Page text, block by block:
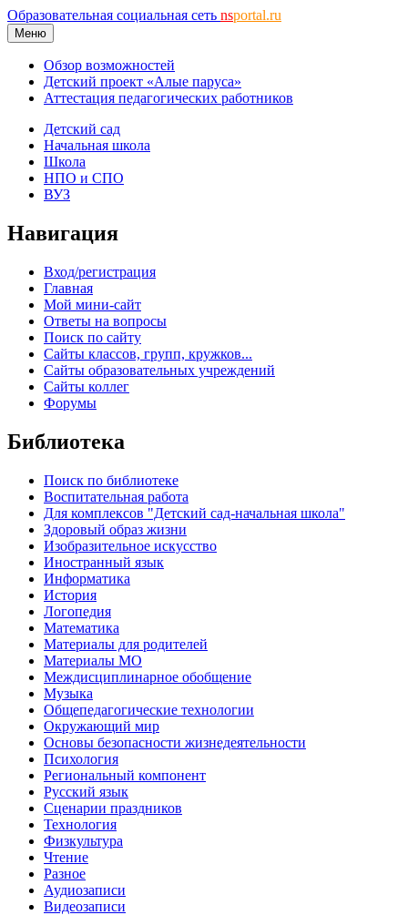
Образовательная социальная сеть nsportal.ru
Меню
Обзор возможностей
Детский проект «Алые паруса»
Аттестация педагогических работников
Детский сад
Начальная школа
Школа
НПО и СПО
ВУЗ
Навигация
Вход/регистрация
Главная
Мой мини-сайт
Ответы на вопросы
Поиск по сайту
Сайты классов, групп, кружков...
Сайты образовательных учреждений
Сайты коллег
Форумы
Библиотека
Поиск по библиотеке
Воспитательная работа
Для комплексов "Детский сад-начальная школа"
Здоровый образ жизни
Изобразительное искусство
Иностранный язык
Информатика
История
Логопедия
Математика
Материалы для родителей
Материалы МО
Междисциплинарное обобщение
Музыка
Общепедагогические технологии
Окружающий мир
Основы безопасности жизнедеятельности
Психология
Региональный компонент
Русский язык
Сценарии праздников
Технология
Физкультура
Чтение
Разное
Аудиозаписи
Видеозаписи